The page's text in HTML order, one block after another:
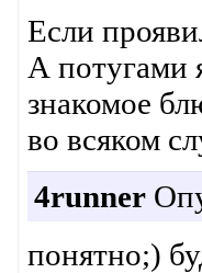
Если
А потугами
знакомое
во всяком
4runner
понятно;)